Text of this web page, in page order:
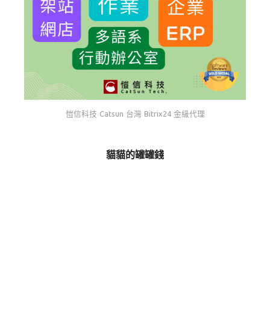
愷信科技 Catsun 台灣 Bitrix24 金級代理
貓貓的罐罐錢